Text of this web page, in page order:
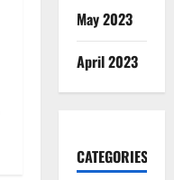
May 2023
April 2023
CATEGORIES